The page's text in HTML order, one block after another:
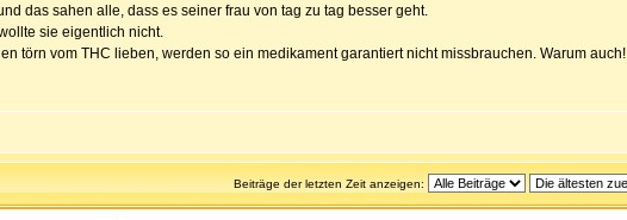
das sahen alle, dass es seiner frau von tag zu tag besser geht.
sie eigentlich nicht.
törn vom THC lieben, werden so ein medikament garantiert nicht missbrauchen. Warum auch!
Beiträge der letzten Zeit anzeigen: